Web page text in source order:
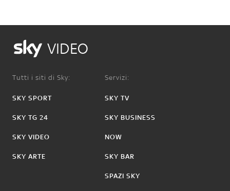
VIDEO
Tutti i siti di Sky:
SKY SPORT
SKY TG 24
SKY VIDEO
SKY ARTE
Servizi:
SKY TV
SKY BUSINESS
NOW
SKY BAR
SPAZI SKY